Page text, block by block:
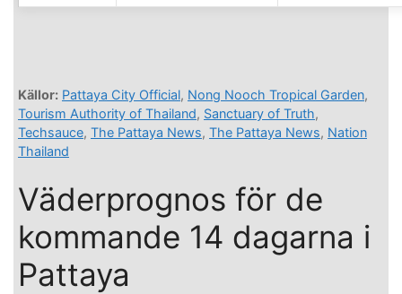
Källor: Pattaya City Official, Nong Nooch Tropical Garden,
Tourism Authority of Thailand, Sanctuary of Truth,
Techsauce, The Pattaya News, The Pattaya News, Nation
Thailand
Väderprognos för de
kommande 14 dagarna i
Pattaya